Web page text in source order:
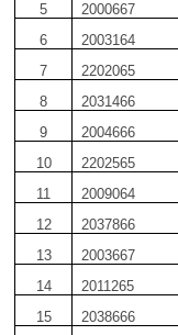
5
2000667
6
2003164
7
2202065
8
2031466
9
2004666
10
2202565
11
2009064
12
2037866
13
2003667
14
2011265
15
2038666